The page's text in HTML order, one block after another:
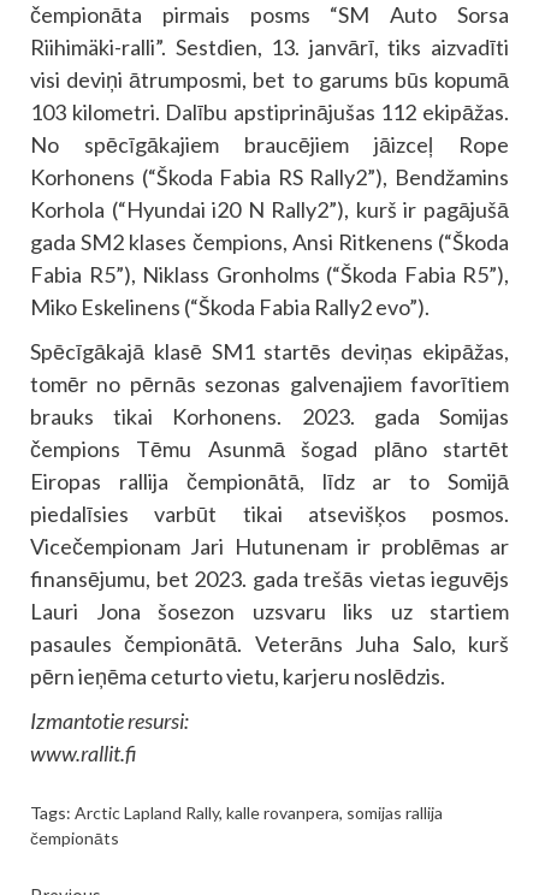
čempionāta pirmais posms “SM Auto Sorsa
Riihimäki-ralli”. Sestdien, 13. janvārī, tiks aizvadīti
visi deviņi ātrumposmi, bet to garums būs kopumā
103 kilometri. Dalību apstiprinājušas 112 ekipāžas.
No spēcīgākajiem braucējiem jāizceļ Rope
Korhonens (“Škoda Fabia RS Rally2”), Bendžamins
Korhola (“Hyundai i20 N Rally2”), kurš ir pagājušā
gada SM2 klases čempions, Ansi Ritkenens (“Škoda
Fabia R5”), Niklass Gronholms (“Škoda Fabia R5”),
Miko Eskelinens (“Škoda Fabia Rally2 evo”).
Spēcīgākajā klasē SM1 startēs deviņas ekipāžas,
tomēr no pērnās sezonas galvenajiem favorītiem
brauks tikai Korhonens. 2023. gada Somijas
čempions Tēmu Asunmā šogad plāno startēt
Eiropas rallija čempionātā, līdz ar to Somijā
piedalīsies varbūt tikai atsevišķos posmos.
Vicečempionam Jari Hutunenam ir problēmas ar
finansējumu, bet 2023. gada trešās vietas ieguvējs
Lauri Jona šosezon uzsvaru liks uz startiem
pasaules čempionātā. Veterāns Juha Salo, kurš
pērn ieņēma ceturto vietu, karjeru noslēdzis.
Izmantotie resursi:
www.rallit.fi
Tags: Arctic Lapland Rally, kalle rovanpera, somijas rallija
čempionāts